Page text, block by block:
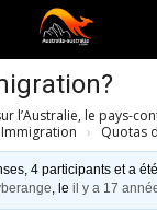
l’Australie, le pays-
Immigration › Quotas
4 participants et a
, leil y a 17